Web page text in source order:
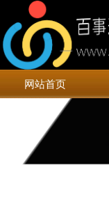
网站首页